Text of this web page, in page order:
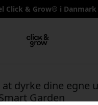
Click & Grow® i Danmark
at dyrke dine egne
Garden